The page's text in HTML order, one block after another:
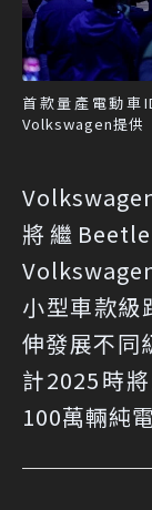
首款量產電動車
Volkswagen提供
將繼
小型車款級
伸發展不同
計2025時
100萬輛純